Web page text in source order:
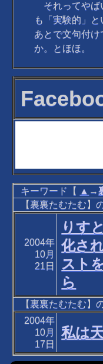
それってやば
も「実験的」と
あとで文句付
か。とほほ。
キーワード【 ▲ →
【裏裏たむたむ】
2004年
10月
21日
りす
化さ
スト
ら
【裏裏たむたむ】
2004年
10月
17日
私は